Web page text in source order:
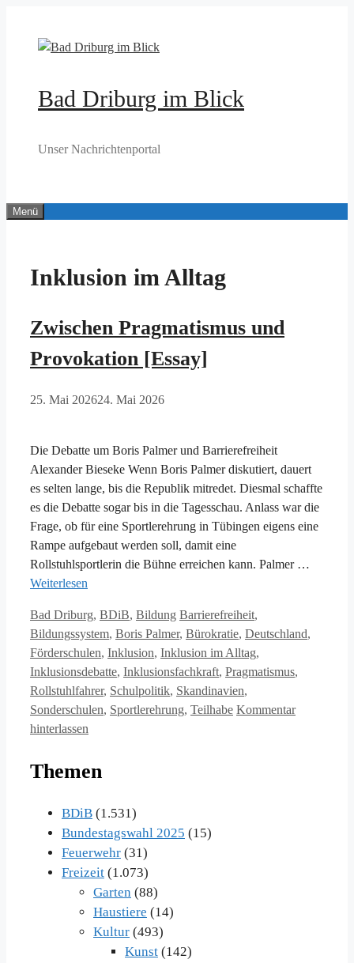
springen
Bad Driburg im Blick
Unser Nachrichtenportal
Menü
Inklusion im Alltag
Zwischen Pragmatismus und
Provokation [Essay]
25. Mai 202624. Mai 2026
Die Debatte um Boris Palmer und Barrierefreiheit
Alexander Bieseke Wenn Boris Palmer diskutiert, dauert
es selten lange, bis die Republik mitredet. Diesmal schaffte
es die Debatte sogar bis in die Tagesschau. Anlass war die
Frage, ob für eine Sportlerehrung in Tübingen eigens eine
Rampe aufgebaut werden soll, damit eine
Rollstuhlsportlerin die Bühne erreichen kann. Palmer …
Weiterlesen
Kategorien
Bad Driburg, BDiB, Bildung Schlagwörter
Barrierefreiheit,
Bildungssystem, Boris Palmer, Bürokratie, Deutschland,
Förderschulen, Inklusion, Inklusion im Alltag,
Inklusionsdebatte, Inklusionsfachkraft, Pragmatismus,
Rollstuhlfahrer, Schulpolitik, Skandinavien,
Sonderschulen, Sportlerehrung, Teilhabe Kommentar
hinterlassen
Themen
BDiB (1.531)
Bundestagswahl 2025 (15)
Feuerwehr (31)
Freizeit (1.073)
Garten (88)
Haustiere (14)
Kultur (493)
Kunst (142)